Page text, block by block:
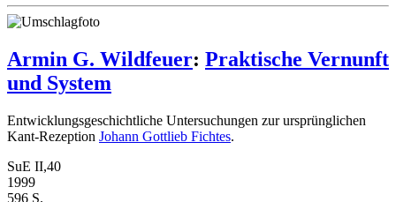
Armin G. Wildfeuer: Praktische Vernunft
und System
Entwicklungsgeschichtliche Untersuchungen zur ursprünglichen
Kant-Rezeption Johann Gottlieb Fichtes.
SuE II,40
1999
596 S.